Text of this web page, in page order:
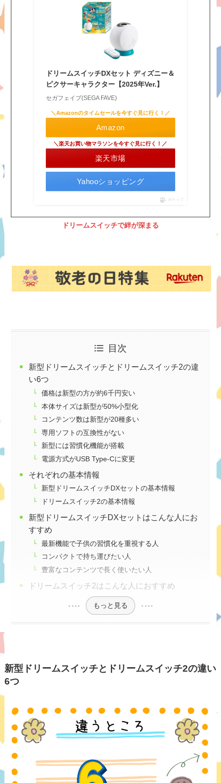
ドリームスイッチDXセット ディズニー＆
ピクサーキャラクター【2025年Ver.】
セガフェイブ(SEGA FAVE)
＼Amazonのタイムセールを今すぐ見に行く！／
Amazon
＼楽天お買い物マラソンを今すぐ見に行く！／
楽天市場
Yahooショッピング
ポチップ
ドリームスイッチで絆が深まる
目次
新型ドリームスイッチとドリームスイッチ2の違
い6つ
価格は新型の方が約6千円安い
本体サイズは新型が50%小型化
コンテンツ数は新型が20種多い
専用ソフトの互換性がない
新型には習慣化機能が搭載
電源方式がUSB Type-Cに変更
それぞれの基本情報
新型ドリームスイッチDXセットの基本情報
ドリームスイッチ2の基本情報
新型ドリームスイッチDXセットはこんな人にお
すすめ
最新機能で子供の習慣化を重視する人
コンパクトで持ち運びたい人
豊富なコンテンツで長く使いたい人
ドリームスイッチ2はこんな人におすすめ
もっと見る
新型ドリームスイッチとドリームスイッチ2の違い
6つ